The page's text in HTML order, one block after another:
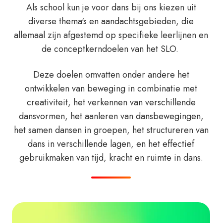
Als school kun je voor dans bij ons kiezen uit
diverse thema's en aandachtsgebieden, die
allemaal zijn afgestemd op specifieke leerlijnen en
de conceptkerndoelen van het SLO.
Deze doelen omvatten onder andere het
ontwikkelen van beweging in combinatie met
creativiteit, het verkennen van verschillende
dansvormen, het aanleren van dansbewegingen,
het samen dansen in groepen, het structureren van
dans in verschillende lagen, en het effectief
gebruikmaken van tijd, kracht en ruimte in dans.